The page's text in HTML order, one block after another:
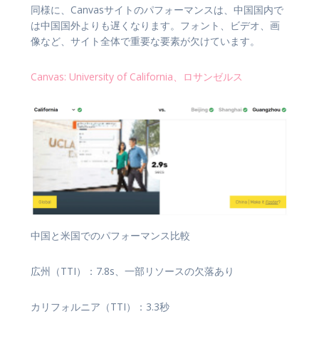
同様に、Canvasサイトのパフォーマンスは、中国国内で
は中国国外よりも遅くなります。フォント、ビデオ、画
像など、サイト全体で重要な要素が欠けています。
Canvas: University of California、ロサンゼルス
中国と米国でのパフォーマンス比較
広州（TTI）：7.8s、一部リソースの欠落あり
カリフォルニア（TTI）：3.3秒